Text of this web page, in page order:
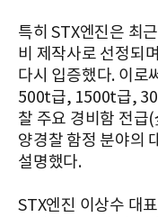
특히 STX엔진은 최
비 제작사로 선정되
다시 입증했다. 이
500t급, 1500t급,
찰 주요 경비함 전급
양경찰 함정 분야의
설명했다.
STX엔진 이상수 대